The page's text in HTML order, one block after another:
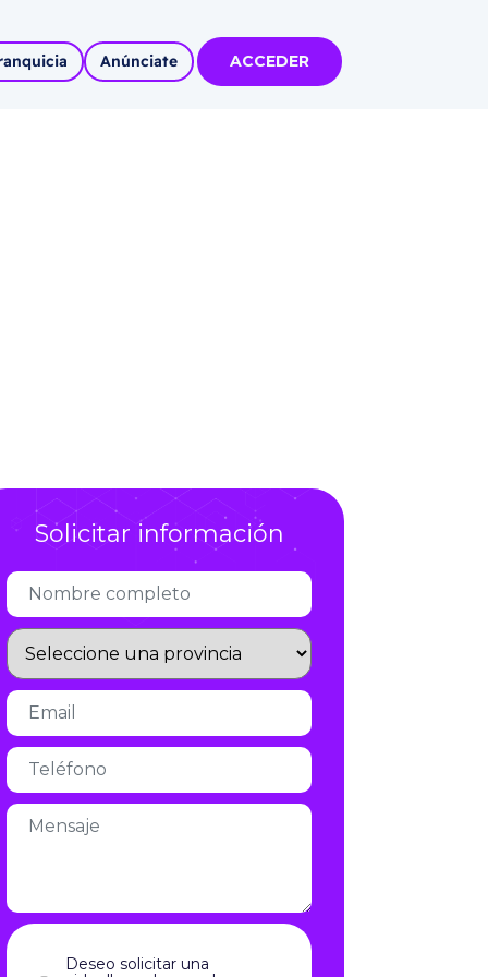
Infórmate
Anúnciate ACCEDER
Solicitar información
Deseo solicitar una